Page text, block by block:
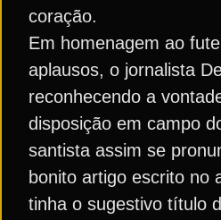
coração.
Em homenagem ao
aplausos, o jornalista
reconhecendo a
disposição em campo
santista assim se
bonito artigo escrito no
tinha o sugestivo título